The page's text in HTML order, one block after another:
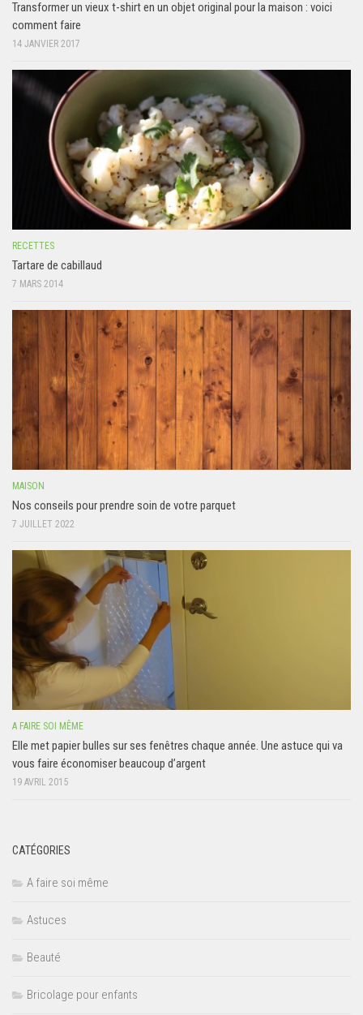
Transformer un vieux t-shirt en un objet original pour la maison : voici
comment faire
14 JANVIER 2017
RECETTES
Tartare de cabillaud
7 MARS 2014
MAISON
Nos conseils pour prendre soin de votre parquet
7 JUILLET 2022
A FAIRE SOI MÊME
Elle met papier bulles sur ses fenêtres chaque année. Une astuce qui va
vous faire économiser beaucoup d’argent
19 AVRIL 2015
CATÉGORIES
A faire soi même
Astuces
Beauté
Bricolage pour enfants